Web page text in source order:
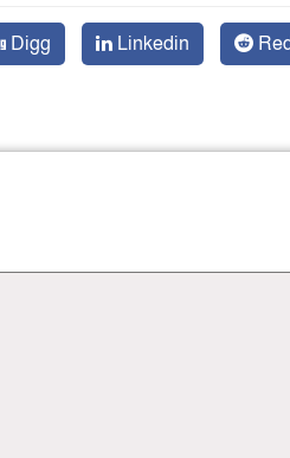
Digg Linkedin